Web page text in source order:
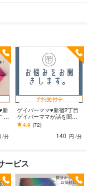
新
/分
予約受付中
ゲイバーママ♥新宿2丁目
ゲイバーママが話を聞き
ます 職場のお悩み・愚痴
を今すぐ話をしたいとき
話してスカッとしてね
4.9 (72)
140 円 /分
ービス